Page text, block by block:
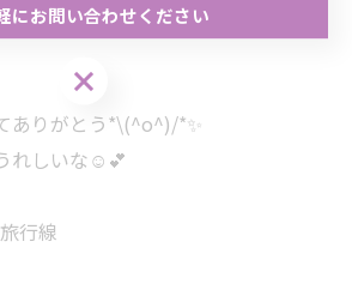
ひらを大切にして、最高の未来を掴
ありがとう*\(^o^)/*✨
れしいな☺️💕
行線
にお問い合わせください
にお問い合わせください